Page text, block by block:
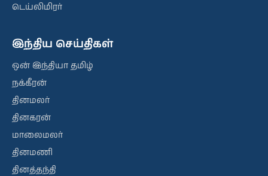
டெய்லிமிரர்
இந்திய செய்திகள்
ஒன் இந்தியா தமிழ்
நக்கீரன்
தினமலர்
தினகரன்
மாலைமலர்
தினமணி
தினத்தந்தி